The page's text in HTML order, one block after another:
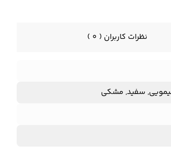
نظرات کاربران ( 0 )
سفید, مشکی